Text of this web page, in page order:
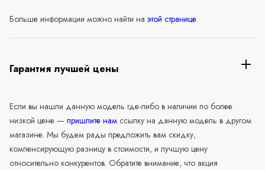
Больше информации можно найти на этой странице.
Гарантия лучшей цены
Если вы нашли данную модель где-либо в наличии по более
низкой цене — пришлите нам ссылку на данную модель в другом
магазине. Мы будем рады предложить вам скидку,
компенсирующую разницу в стоимости, и лучшую цену
относительно конкурентов. Обратите внимание, что акция